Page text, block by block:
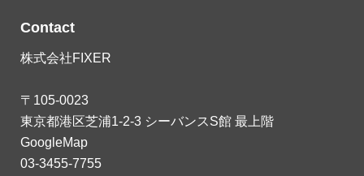
Contact
株式会社FIXER
〒105-0023
東京都港区芝浦1-2-3 シーバンスS館 最上階
GoogleMap
03-3455-7755